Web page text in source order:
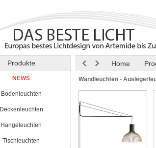
Produkte Home
NEWS
Bodenleuchten
Deckenleuchten
Hängeleuchten
Tischleuchten
Wandleuchten -